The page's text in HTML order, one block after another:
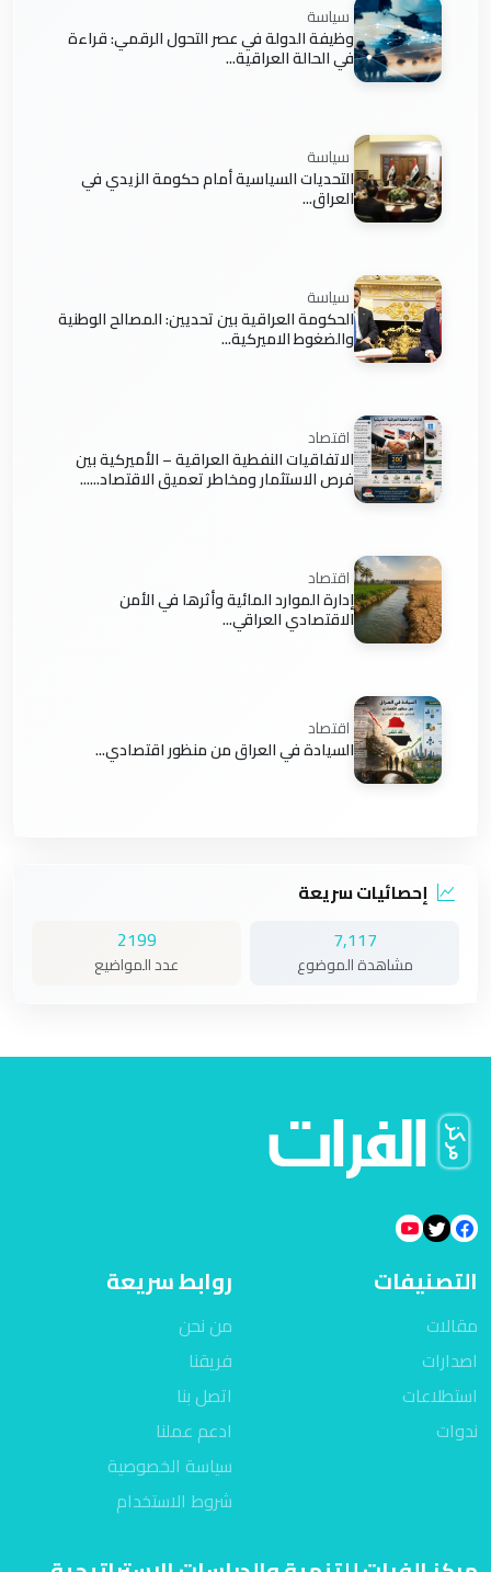
سياسة
وظيفة الدولة في عصر التحول الرقمي: قراءة
في الحالة العراقية...
سياسة
التحديات السياسية أمام حكومة الزيدي في
العراق...
سياسة
الحكومة العراقية بين تحديين: المصالح الوطنية
والضغوط الاميركية...
اقتصاد
الاتفاقيات النفطية العراقية – الأميركية بين
فرص الاستثمار ومخاطر تعميق الاقتصاد......
اقتصاد
إدارة الموارد المائية وأثرها في الأمن
الاقتصادي العراقي...
اقتصاد
السيادة في العراق من منظور اقتصادي...
إحصائيات سريعة
7,117
مشاهدة الموضوع
2199
عدد المواضيع
التصنيفات
مقالات
اصدارات
استطلاعات
ندوات
روابط سريعة
من نحن
فريقنا
اتصل بنا
ادعم عملنا
سياسة الخصوصية
شروط الاستخدام